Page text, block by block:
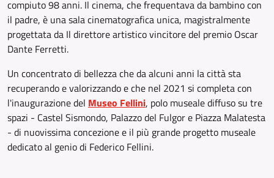
compiuto 98 anni. Il cinema, che frequentava da bambino con
il padre, è una sala cinematografica unica, magistralmente
progettata da Il direttore artistico vincitore del premio Oscar
Dante Ferretti.
Un concentrato di bellezza che da alcuni anni la città sta
recuperando e valorizzando e che nel 2021 si completa con
l'inaugurazione del Museo Fellini, polo museale diffuso su tre
spazi - Castel Sismondo, Palazzo del Fulgor e Piazza Malatesta
- di nuovissima concezione e il più grande progetto museale
dedicato al genio di Federico Fellini.